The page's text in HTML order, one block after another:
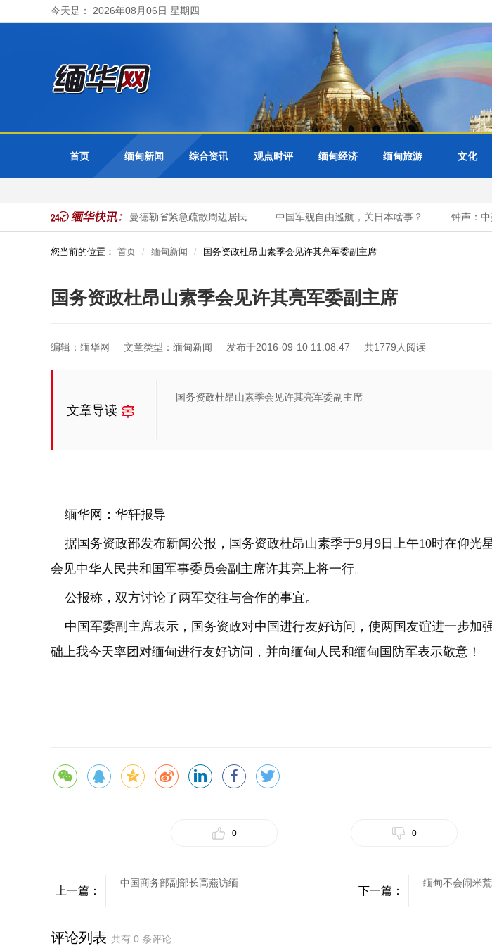
今天是： 2026年08月06日 星期四
首页 缅甸新闻 综合资讯 观点时评 缅甸经济 缅甸旅游 文化
色都基水库超警戒水位 曼德勒省紧急疏散周边居民 中国军舰自由巡航，关日本啥事？ 钟声：中
您当前的位置： 首页 缅甸新闻 国务资政杜昂山素季会见许其亮军委副主席
国务资政杜昂山素季会见许其亮军委副主席
编辑：缅华网 文章类型：缅甸新闻 发布于2016-09-10 11:08:47 共1779人阅读
文章导读
国务资政杜昂山素季会见许其亮军委副主席
缅华网：华轩报导
据国务资政部发布新闻公报，国务资政杜昂山素季于9月9日上午10时在仰光
会见中华人民共和国军事委员会副主席许其亮上将一行。
公报称，双方讨论了两军交往与合作的事宜。
中国军委副主席表示，国务资政对中国进行友好访问，使两国友谊进一步加
础上我今天率团对缅甸进行友好访问，并向缅甸人民和缅甸国防军表示敬意！
0 0
上一篇：
中国商务部副部长高燕访缅
下一篇：
缅甸不会闹米荒
评论列表 共有 0 条评论